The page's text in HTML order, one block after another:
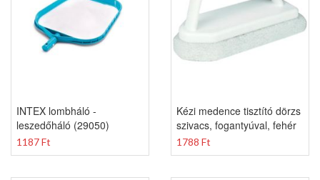
INTEX lombháló -
leszedőháló (29050)
1187 Ft
Kézi medence tisztító dörzs
szivacs, fogantyúval, fehér
1788 Ft